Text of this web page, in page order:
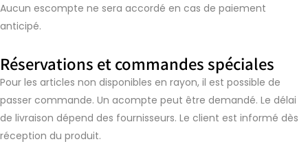
Aucun escompte ne sera accordé en cas de paiement
anticipé.
Réservations et commandes spéciales
Pour les articles non disponibles en rayon, il est possible de
passer commande. Un acompte peut être demandé. Le délai
de livraison dépend des fournisseurs. Le client est informé dès
réception du produit.